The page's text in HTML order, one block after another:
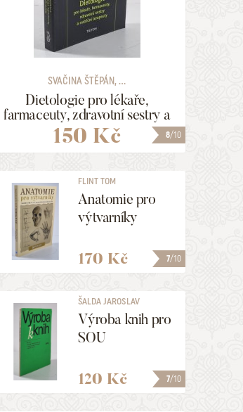
HLEDAT
8/10
SVAČINA ŠTĚPÁN, ...
Dietologie pro lékaře,
farmaceuty, zdravotní sestry a
nutriční terapeuty
150 Kč
7/10
FLINT TOM
Anatomie pro
výtvarníky
170 Kč
7/10
ŠALDA JAROSLAV
Výroba knih pro
SOU
120 Kč